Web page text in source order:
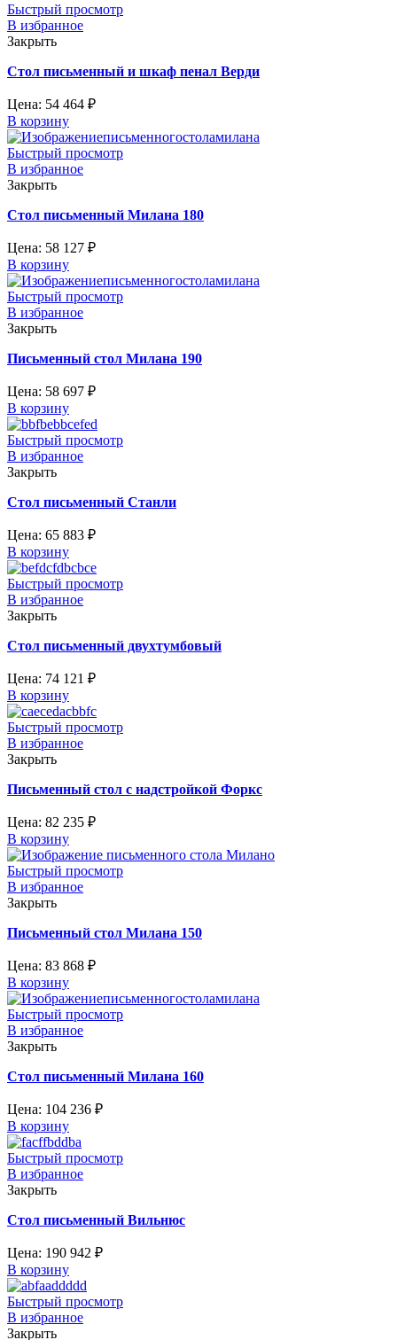
Быстрый просмотр
В избранное
Закрыть
Стол письменный и шкаф пенал Верди
Цена: 54 464 ₽
В корзину
Быстрый просмотр
В избранное
Закрыть
Стол письменный Милана 180
Цена: 58 127 ₽
В корзину
Быстрый просмотр
В избранное
Закрыть
Письменный стол Милана 190
Цена: 58 697 ₽
В корзину
Быстрый просмотр
В избранное
Закрыть
Стол письменный Станли
Цена: 65 883 ₽
В корзину
Быстрый просмотр
В избранное
Закрыть
Стол письменный двухтумбовый
Цена: 74 121 ₽
В корзину
Быстрый просмотр
В избранное
Закрыть
Письменный стол с надстройкой Форкс
Цена: 82 235 ₽
В корзину
Быстрый просмотр
В избранное
Закрыть
Письменный стол Милана 150
Цена: 83 868 ₽
В корзину
Быстрый просмотр
В избранное
Закрыть
Стол письменный Милана 160
Цена: 104 236 ₽
В корзину
Быстрый просмотр
В избранное
Закрыть
Стол письменный Вильнюс
Цена: 190 942 ₽
В корзину
Быстрый просмотр
В избранное
Закрыть